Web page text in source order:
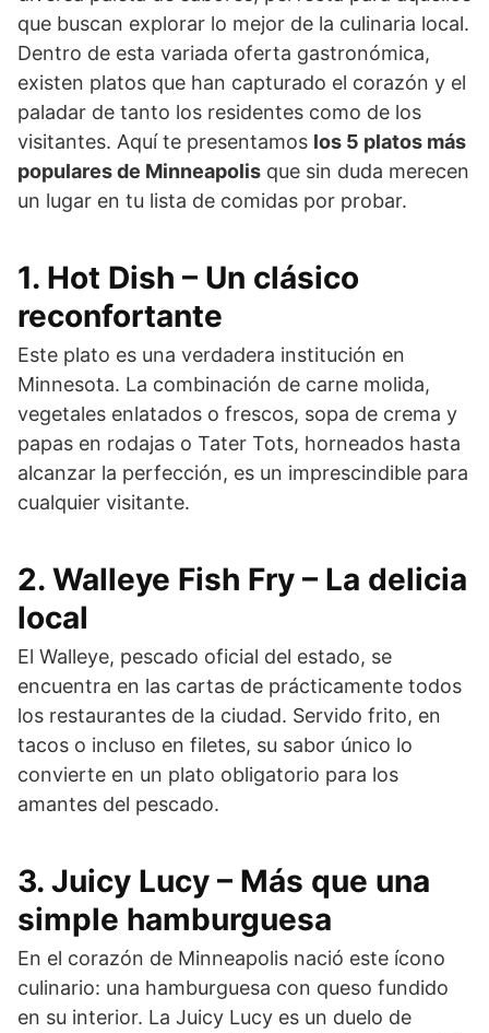
que buscan explorar lo mejor de la culinaria local.
Dentro de esta variada oferta gastronómica,
existen platos que han capturado el corazón y el
paladar de tanto los residentes como de los
visitantes. Aquí te presentamos los 5 platos más
populares de Minneapolis que sin duda merecen
un lugar en tu lista de comidas por probar.
1. Hot Dish – Un clásico
reconfortante
Este plato es una verdadera institución en
Minnesota. La combinación de carne molida,
vegetales enlatados o frescos, sopa de crema y
papas en rodajas o Tater Tots, horneados hasta
alcanzar la perfección, es un imprescindible para
cualquier visitante.
2. Walleye Fish Fry – La delicia
local
El Walleye, pescado oficial del estado, se
encuentra en las cartas de prácticamente todos
los restaurantes de la ciudad. Servido frito, en
tacos o incluso en filetes, su sabor único lo
convierte en un plato obligatorio para los
amantes del pescado.
3. Juicy Lucy – Más que una
simple hamburguesa
En el corazón de Minneapolis nació este ícono
culinario: una hamburguesa con queso fundido
en su interior. La Juicy Lucy es un duelo de